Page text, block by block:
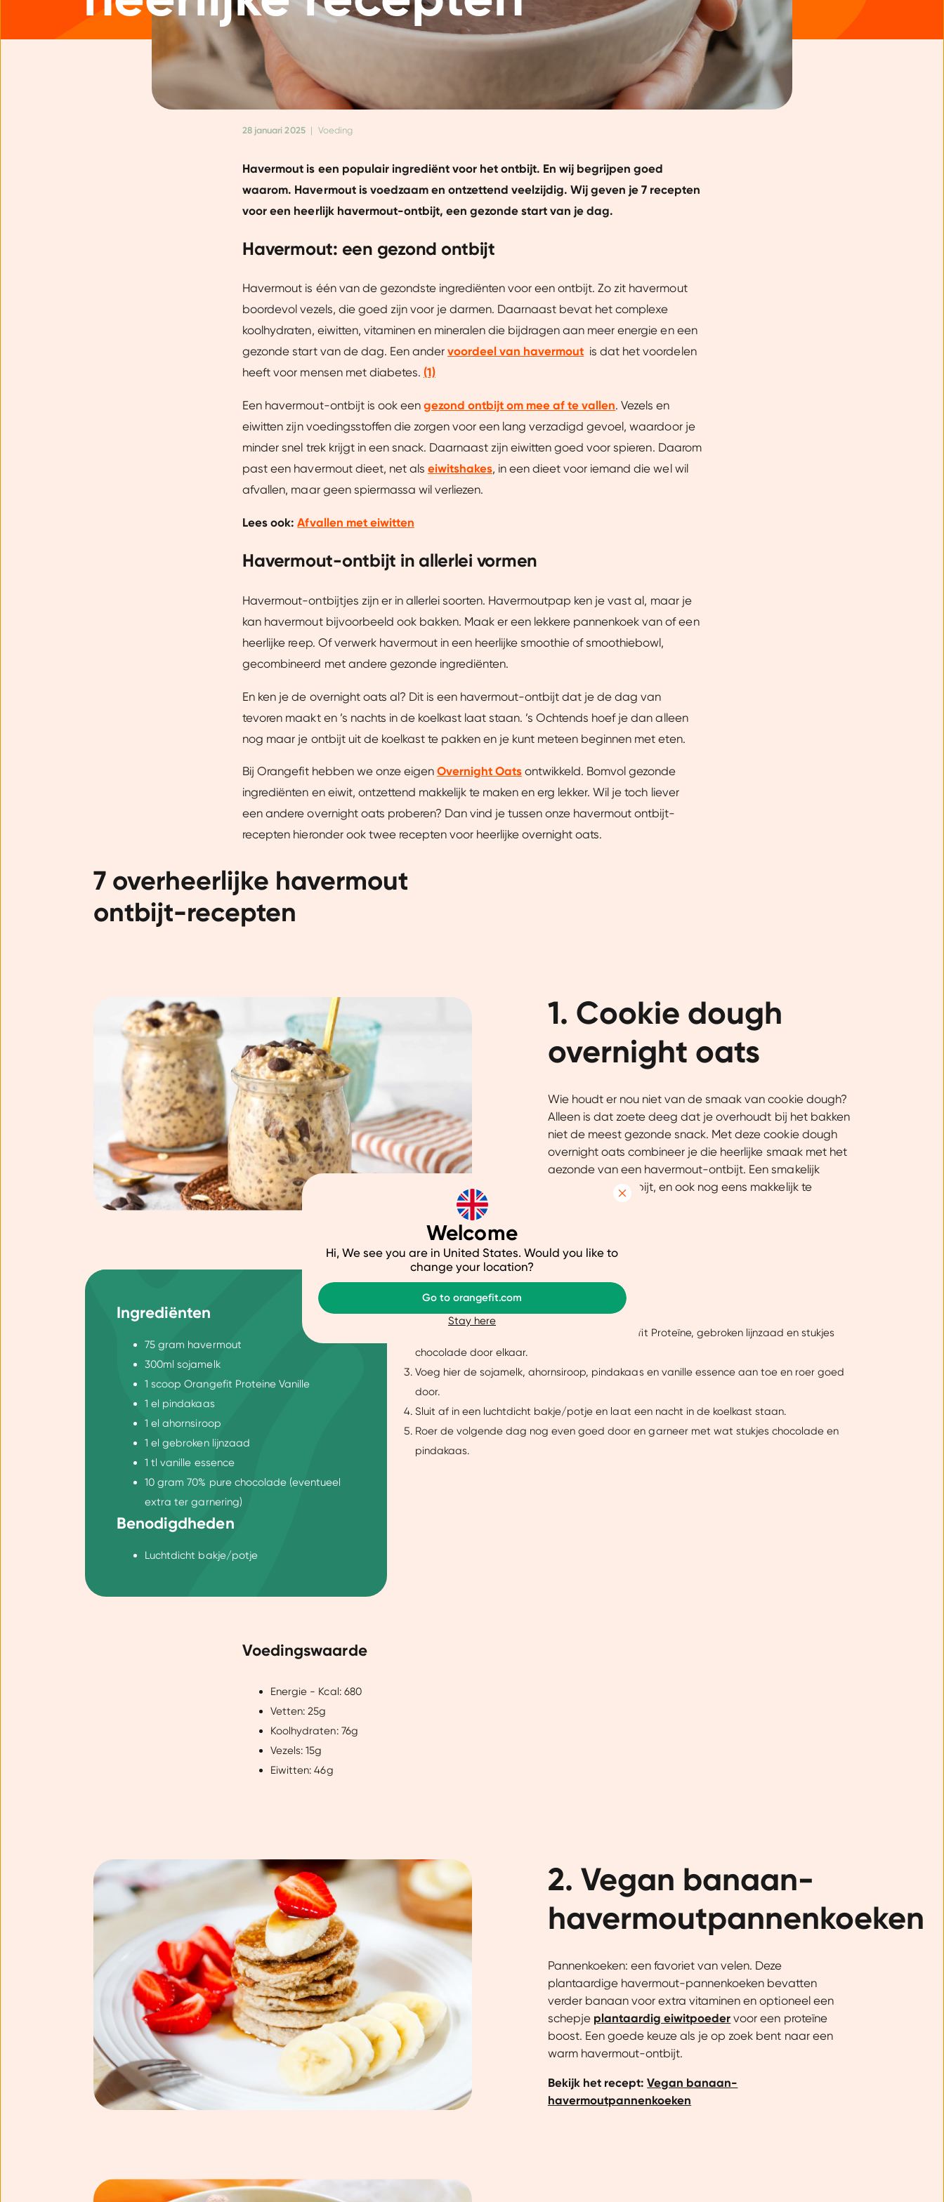
Toestemming Details
Wij gebruiken cookies om jouw ervaring beter te maken.
Dankzij cookies kunnen we onze website beter afstemmen op jouw voorkeuren, je relevante content laten zien en je
gebruiksgemak vergroten. Daarnaast helpen ze ons om onze website te verbeteren. We delen beperkte informatie met
onze vertrouwde partners om je een gepersonaliseerde ervaring te bieden. Meer weten? Bekijk onze cookieverklaring.
Aanpassen
28 januari 2025 | Voeding
Havermout is een populair ingrediënt voor het ontbijt. En wij begrijpen goed
waarom. Havermout is voedzaam en ontzettend veelzijdig. Wij geven je 7 recepten
voor een heerlijk havermout-ontbijt, een gezonde start van je dag.
Havermout: een gezond ontbijt
Havermout is één van de gezondste ingrediënten voor een ontbijt. Zo zit havermout
boordevol vezels, die goed zijn voor je darmen. Daarnaast bevat het complexe
koolhydraten, eiwitten, vitaminen en mineralen die bijdragen aan meer energie en een
gezonde start van de dag. Een ander voordeel van havermout is dat het voordelen
heeft voor mensen met diabetes. (1)
Een havermout-ontbijt is ook een gezond ontbijt om mee af te vallen. Vezels en
eiwitten zijn voedingsstoffen die zorgen voor een lang verzadigd gevoel, waardoor je
minder snel trek krijgt in een snack. Daarnaast zijn eiwitten goed voor spieren. Daarom
past een havermout dieet, net als eiwitshakes, in een dieet voor iemand die wel wil
afvallen, maar geen spiermassa wil verliezen.
Lees ook:Afvallen met eiwitten
Havermout-ontbijt in allerlei vormen
Havermout-ontbijtjes zijn er in allerlei soorten. Havermoutpap ken je vast al, maar je
kan havermout bijvoorbeeld ook bakken. Maak er een lekkere pannenkoek van of een
heerlijke reep. Of verwerk havermout in een heerlijke smoothie of smoothiebowl,
gecombineerd met andere gezonde ingrediënten.
En ken je de overnight oats al? Dit is een havermout-ontbijt dat je de dag van
tevoren maakt en ’s nachts in de koelkast laat staan. ’s Ochtends hoef je dan alleen
nog maar je ontbijt uit de koelkast te pakken en je kunt meteen beginnen met eten.
Bij Orangefit hebben we onze eigen Overnight Oats ontwikkeld. Bomvol gezonde
ingrediënten en eiwit, ontzettend makkelijk te maken en erg lekker. Wil je toch liever
een andere overnight oats proberen? Dan vind je tussen onze havermout ontbijt-
recepten hieronder ook twee recepten voor heerlijke overnight oats.
7 overheerlijke havermout
ontbijt-recepten
1. Cookie dough
overnight oats
Wie houdt er nou niet van de smaak van cookie dough?
Alleen is dat zoete deeg dat je overhoudt bij het bakken
niet de meest gezonde snack. Met deze cookie dough
overnight oats combineer je die heerlijke smaak met het
gezonde van een havermout-ontbijt. Een smakelijk
verantwoord ontbijt, en ook nog eens makkelijk te
Ingrediënten
75 gram havermout
300ml sojamelk
1 scoop Orangefit Proteine Vanille
1 el pindakaas
1 el ahornsiroop
1 el gebroken lijnzaad
1 tl vanille essence
10 gram 70% pure chocolade (eventueel
extra ter garnering)
Benodigdheden
Luchtdicht bakje/potje
Bereidingswijze
Hak de chocolade in stukjes.
Meng in een schaaltje de havermout, Orangefit Proteïne, gebroken lijnzaad en stukjes
chocolade door elkaar.
Voeg hier de sojamelk, ahornsiroop, pindakaas en vanille essence aan toe en roer goed
door.
Sluit af in een luchtdicht bakje/potje en laat een nacht in de koelkast staan.
Roer de volgende dag nog even goed door en garneer met wat stukjes chocolade en
pindakaas.
Voedingswaarde
Energie - Kcal: 680
Vetten: 25g
Koolhydraten: 76g
Vezels: 15g
Eiwitten: 46g
2. Vegan banaan-
havermoutpannenkoeken
Pannenkoeken: een favoriet van velen. Deze
plantaardige havermout-pannenkoeken bevatten
verder banaan voor extra vitaminen en optioneel een
schepje plantaardig eiwitpoeder voor een proteïne
boost. Een goede keuze als je op zoek bent naar een
warm havermout-ontbijt.
Bekijk het recept:Vegan banaan-
havermoutpannenkoeken
Welcome
Hi, We see you are in United States. Would you like to
change your location?
Go to orangefit.com
Stay here